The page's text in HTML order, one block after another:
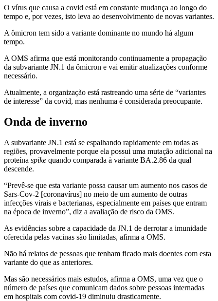
O vírus que causa a covid está em constante mudança ao longo do
tempo e, por vezes, isto leva ao desenvolvimento de novas variantes.
A ômicron tem sido a variante dominante no mundo há algum
tempo.
A OMS afirma que está monitorando continuamente a propagação
da subvariante JN.1 da ômicron e vai emitir atualizações conforme
necessário.
Atualmente, a organização está rastreando uma série de “variantes
de interesse” da covid, mas nenhuma é considerada preocupante.
Onda de inverno
A subvariante JN.1 está se espalhando rapidamente em todas as
regiões, provavelmente porque ela possui uma mutação adicional na
proteína spike quando comparada à variante BA.2.86 da qual
descende.
“Prevê-se que esta variante possa causar um aumento nos casos de
Sars-Cov-2 [coronavírus] no meio de um aumento de outras
infecções virais e bacterianas, especialmente em países que entram
na época de inverno”, diz a avaliação de risco da OMS.
As evidências sobre a capacidade da JN.1 de derrotar a imunidade
oferecida pelas vacinas são limitadas, afirma a OMS.
Não há relatos de pessoas que tenham ficado mais doentes com esta
variante do que as anteriores.
Mas são necessários mais estudos, afirma a OMS, uma vez que o
número de países que comunicam dados sobre pessoas internadas
em hospitais com covid-19 diminuiu drasticamente.